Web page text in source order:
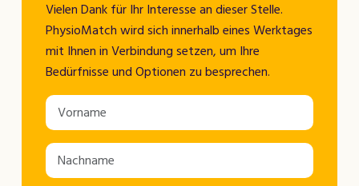
Vielen Dank für Ihr Interesse an dieser Stelle.
PhysioMatch wird sich innerhalb eines Werktages
mit Ihnen in Verbindung setzen, um Ihre
Bedürfnisse und Optionen zu besprechen.